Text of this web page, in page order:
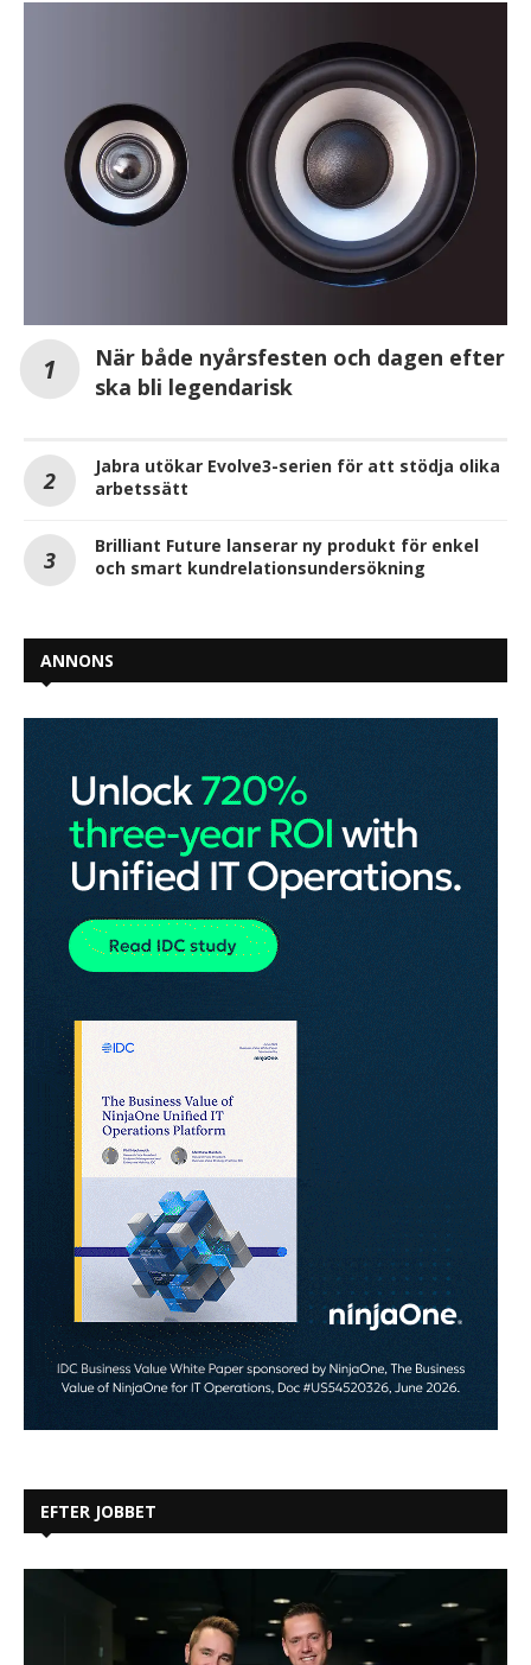
När både nyårsfesten och dagen efter
ska bli legendarisk
Jabra utökar Evolve3-serien för att stödja olika
arbetssätt
Brilliant Future lanserar ny produkt för enkel
och smart kundrelationsundersökning
ANNONS
EFTER JOBBET